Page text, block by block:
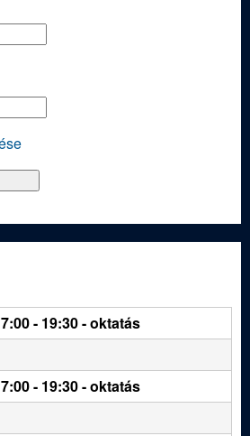
- 19:30- oktatás
- 19:30 - oktatás